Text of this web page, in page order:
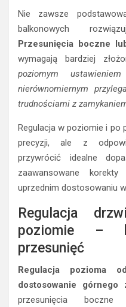
Nie zawsze
balkonowych
Przesunięcia boczne
wymagają bardziej
poziomym
nierównomiernym
trudnościami z
Regulacja w poziomie i po
precyzji, ale z
przywrócić idealne
zaawansowane
uprzednim dostosowaniu
Regulacja
poziomie –
przesunięć
Regulacja pozioma
dostosowanie górnego
przesunięcia